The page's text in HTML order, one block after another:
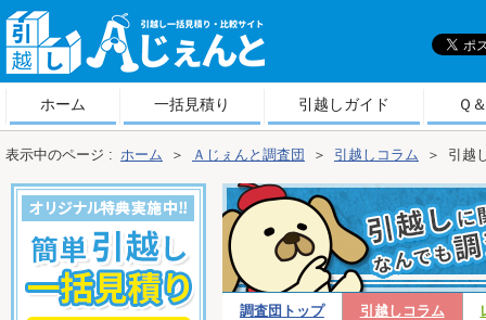
越しＡじぇんと
ホーム 一括見積り 引越しガイド Ｑ
表示中のページ : ホーム ＞ Ａじぇんと調査団 ＞ 引越しコラム ＞ 引越
調査団トップ 引越しコラム